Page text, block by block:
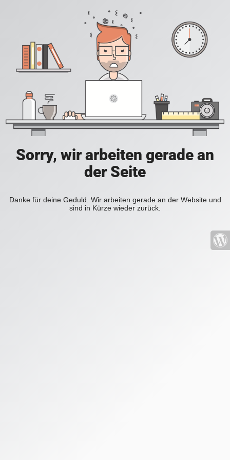
Sorry, wir arbeiten gerade an
der Seite
Danke für deine Geduld. Wir arbeiten gerade an der Website und
sind in Kürze wieder zurück.